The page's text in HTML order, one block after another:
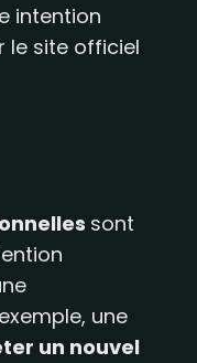
intention
le site officiel
sont
une
un nouvel